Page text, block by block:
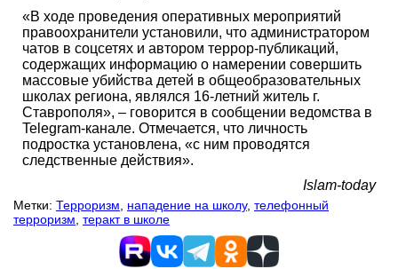
«В ходе проведения оперативных мероприятий
правоохранители установили, что администратором
чатов в соцсетях и автором террор-публикаций,
содержащих информацию о намерении совершить
массовые убийства детей в общеобразовательных
школах региона, являлся 16-летний житель г.
Ставрополя», – говорится в сообщении ведомства в
Telegram-канале. Отмечается, что личность
подростка установлена, «с ним проводятся
следственные действия».
Islam-today
Метки: Терроризм нападение на школу, телефонный
терроризм теракт в школе